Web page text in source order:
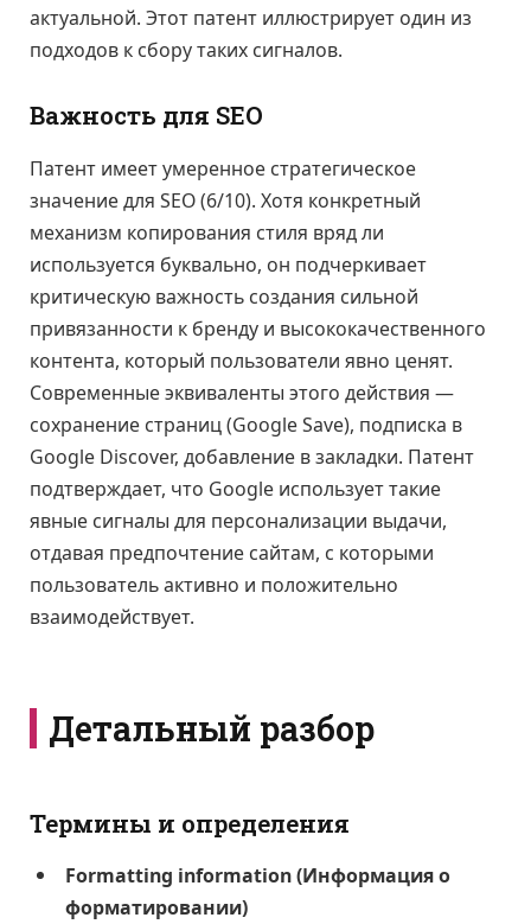
актуальной. Этот патент иллюстрирует один из
подходов к сбору таких сигналов.
Важность для SEO
Патент имеет умеренное стратегическое
значение для SEO (6/10). Хотя конкретный
механизм копирования стиля вряд ли
используется буквально, он подчеркивает
критическую важность создания сильной
привязанности к бренду и высококачественного
контента, который пользователи явно ценят.
Современные эквиваленты этого действия —
сохранение страниц (Google Save), подписка в
Google Discover, добавление в закладки. Патент
подтверждает, что Google использует такие
явные сигналы для персонализации выдачи,
отдавая предпочтение сайтам, с которыми
пользователь активно и положительно
взаимодействует.
Детальный разбор
Термины и определения
Formatting information (Информация о
форматировании)